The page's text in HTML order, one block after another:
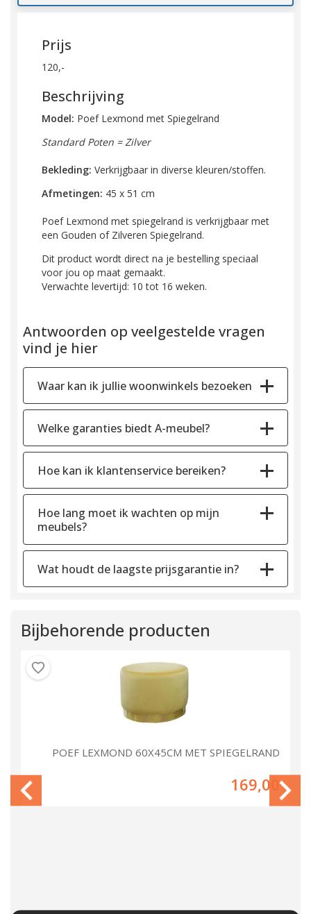
Prijs
120,-
Beschrijving
Model: Poef Lexmond met Spiegelrand
Standard Poten = Zilver
Bekleding: Verkrijgbaar in diverse kleuren/stoffen.
Afmetingen: 45 x 51 cm
Poef Lexmond met spiegelrand is verkrijgbaar met
een Gouden of Zilveren Spiegelrand.
Dit product wordt direct na je bestelling speciaal
voor jou op maat gemaakt.
Verwachte levertijd: 10 tot 16 weken.
Antwoorden op veelgestelde vragen
vind je hier
Waar kan ik jullie woonwinkels bezoeken
Welke garanties biedt A-meubel?
Hoe kan ik klantenservice bereiken?
Hoe lang moet ik wachten op mijn
meubels?
Wat houdt de laagste prijsgarantie in?
Bijbehorende producten
POEF LEXMOND 60X45CM MET SPIEGELRAND
169,00